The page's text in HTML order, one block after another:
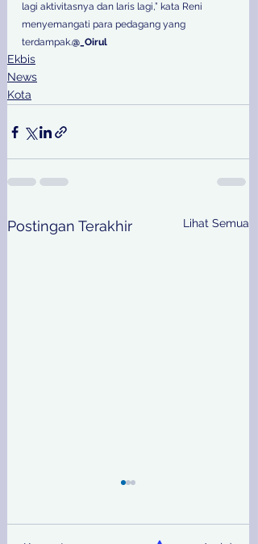
lagi aktivitasnya dan laris lagi,” kata Reni
menyemangati para pedagang yang
terdampak.@_Oirul
Ekbis
News
Kota
Postingan Terakhir Lihat Semua